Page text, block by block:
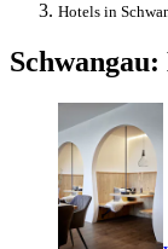
Hotels in